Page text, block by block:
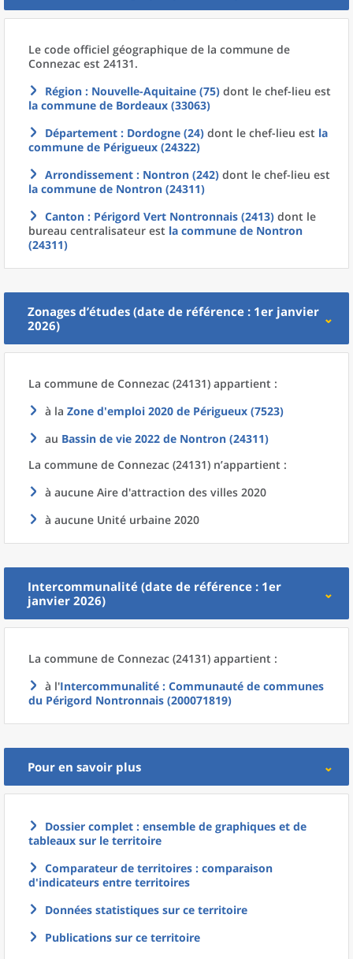
Le code officiel géographique de la commune de
Connezac est 24131.
Région : Nouvelle-Aquitaine (75) dont le chef-lieu est
la commune de Bordeaux (33063)
Département : Dordogne (24) dont le chef-lieu est la
commune de Périgueux (24322)
Arrondissement : Nontron (242) dont le chef-lieu est
la commune de Nontron (24311)
Canton : Périgord Vert Nontronnais (2413) dont le
bureau centralisateur est la commune de Nontron
(24311)
Zonages d’études (date de référence : 1er janvier
2026)
La commune de Connezac (24131) appartient :
à la Zone d'emploi 2020 de Périgueux (7523)
au Bassin de vie 2022 de Nontron (24311)
La commune de Connezac (24131) n’appartient :
à aucune Aire d'attraction des villes 2020
à aucune Unité urbaine 2020
Intercommunalité (date de référence : 1er
janvier 2026)
La commune de Connezac (24131) appartient :
à l'Intercommunalité : Communauté de communes
du Périgord Nontronnais (200071819)
Pour en savoir plus
Dossier complet : ensemble de graphiques et de
tableaux sur le territoire
Comparateur de territoires : comparaison
d'indicateurs entre territoires
Données statistiques sur ce territoire
Publications sur ce territoire